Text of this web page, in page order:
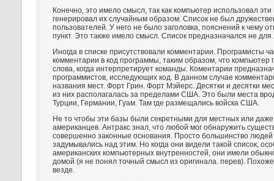
Конечно, это имело смысл, так как компьютер использовал
генерировал их случайным образом. Список не был
пользователей. У него не было заголовка, пояснений к чему
пункт. Это также имело смысл. Список предназначался не
Иногда в списке присутствовали комментарии. Програмисты
комментарии в код программы, таким образом, что компьютер
слова, когда интерпретирует команды. Коментарии
программистов, исследующих код. В данном случае
названия мест. Форт Грин. Форт Мэйерс. Десятки и десятки
из них располагалась за пределами США. Это были места
Турции, Германии, Гуам. Там где размещались войска США.
Не то чтобы эти базы были секретными для местных или даже
американцев. Антракс знал, что любой мог обнаружить
совершенно законные основания. Просто большинство людей
задумывались над этим. Но когда они видели такой список,
американских компьютерных внутренностей, они имели
домой (я не понял точный смысл из оригинала. перев).
везде.